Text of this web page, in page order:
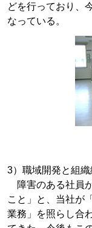
どを行っており、
なっている。
3）職域開発と組
障害のある社員
こと」と、当社が
業務」を照らし合